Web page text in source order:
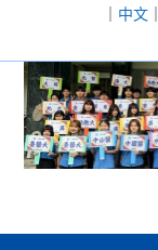
至
｜ 中文｜